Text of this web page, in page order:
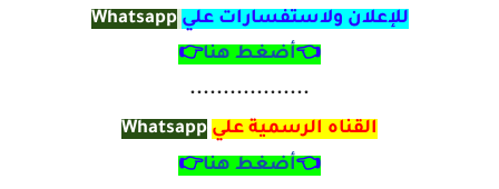
للإعلان ولاستفسارات علي Whatsapp
👈أضغط هنا👉
..................
القناه الرسمية علي Whatsapp
👈أضغط هنا👉